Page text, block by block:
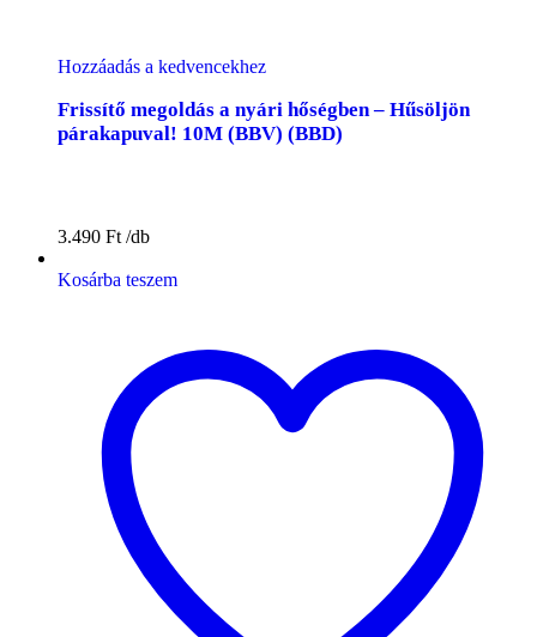
Hozzáadás a kedvencekhez
Frissítő megoldás a nyári hőségben – Hűsöljön
párakapuval! 10M (BBV) (BBD)
3.490 Ft
Kosárba teszem